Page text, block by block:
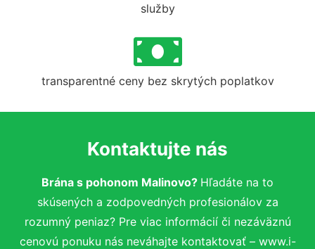
služby
transparentné ceny bez skrytých poplatkov
Kontaktujte nás
Brána s pohonom Malinovo? Hľadáte na to
skúsených a zodpovedných profesionálov za
rozumný peniaz? Pre viac informácií či nezáväznú
cenovú ponuku nás neváhajte kontaktovať – www.i-